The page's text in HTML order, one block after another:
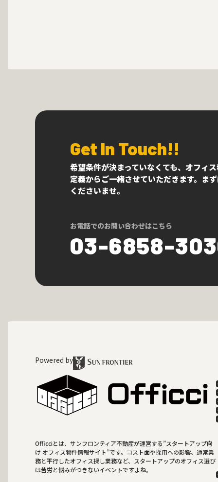
Get In Touch!!
希望条件が決まっていなくても、オフィ
定義からご一緒させていただきます。ま
くださいませ。
お電話でのお問い合わせはこちら
03-6858-
Powered by
Officciとは、サンフロンティア不動産が運営する”スタートアップ向
け オフィス物件情報サイト”です。コスト面や採用への影響、通常業
務と平行したオフィス探し業務など、スタートアップのオフィス選び
は苦労と悩みがつきないイベントですよね。